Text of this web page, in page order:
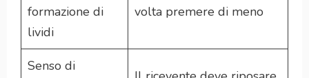
formazione di
lividi
volta premere di meno
Senso di